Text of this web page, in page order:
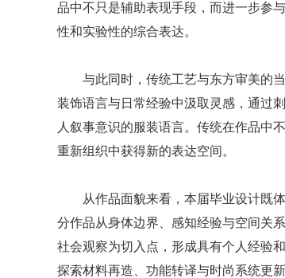
品中不只是辅助表现手段，而进一步参
性和实验性的综合表达。
与此同时，传统工艺与东方审美的
装饰语言与日常经验中汲取灵感，通过
人叙事意识的服装语言。传统在作品中
重新组织中获得新的表达空间。
从作品面貌来看，本届毕业设计既
分作品从身体边界、感知经验与空间关
社会观察为切入点，形成具有个人经验
探索材料再造、功能转译与时尚系统更新